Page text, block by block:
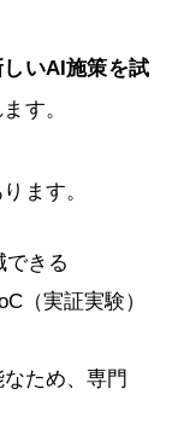
しいAI施策を試
す。
ます。
できる
（実証実験）
ため、専門